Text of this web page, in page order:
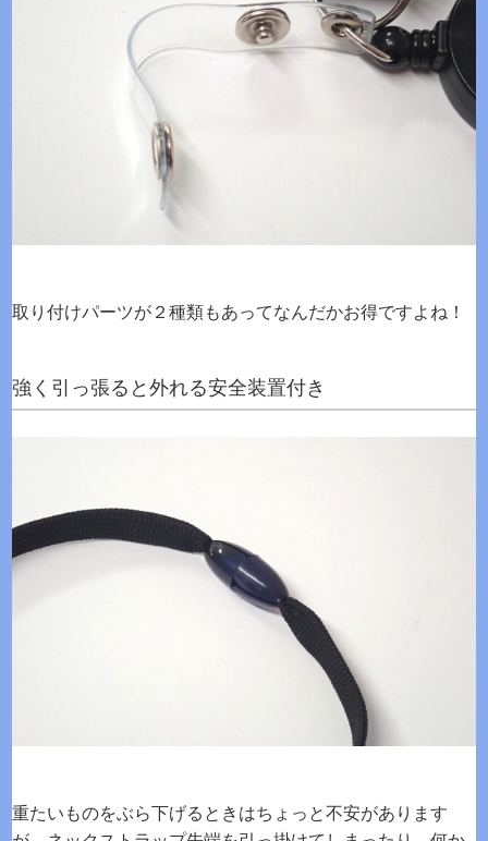
取り付けパーツが２種類もあってなんだかお得ですよね！
強く引っ張ると外れる安全装置付き
重たいものをぶら下げるときはちょっと不安があります